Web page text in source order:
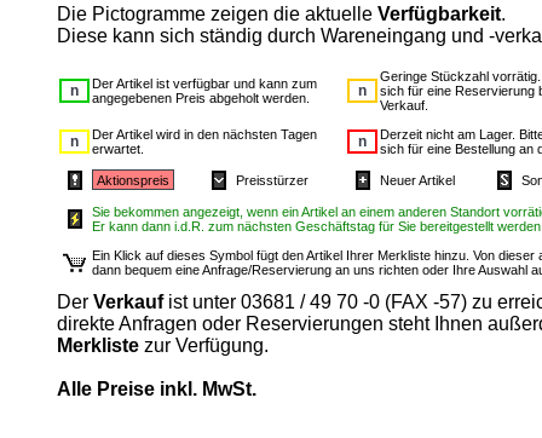
Die Pictogramme zeigen die aktuelle Verfügbarkeit.
Diese kann sich ständig durch Wareneingang und -
Der Artikel ist verfügbar und kann zum
angegebenen Preis abgeholt werden.
Geringe Stückzahl
sich für eine Reservierung
Verkauf.
Der Artikel wird in den nächsten Tagen
erwartet.
Derzeit nicht am Lager.
sich für eine Bestellung an
Aktionspreis Preisstürzer Neuer Artikel
Sie bekommen angezeigt, wenn ein Artikel an einem anderen Standort
Er kann dann i.d.R. zum nächsten Geschäftstag für Sie bereitgestellt
Ein Klick auf dieses Symbol fügt den Artikel Ihrer Merkliste hinzu. Von dieser
dann bequem eine Anfrage/Reservierung an uns richten oder Ihre Auswahl
Der Verkaufist unter 03681 / 49 70 -0 (FAX -57) zu
direkte Anfragen oder Reservierungen steht Ihnen
Merkliste zur Verfügung.
Alle Preise inkl. MwSt.